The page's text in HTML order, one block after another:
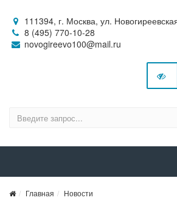
111394, г. Москва, ул.
8 (495) 770-10-28
novogireevo100@mail.ru
Главная Новости